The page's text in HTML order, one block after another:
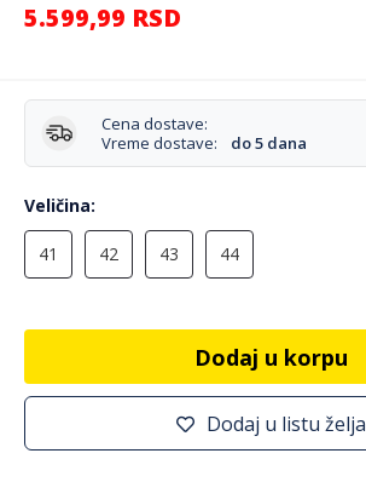
5.599,99 RSD
Cena dostave:
Vreme dostave:
do 5 dana
Veličina
41 42 43 44
Dodaj u korpu
Dodaj u listu želja